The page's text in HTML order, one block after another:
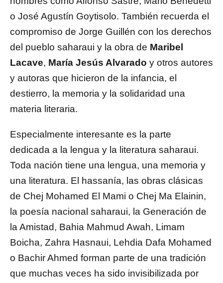
o José Agustín Goytisolo. También recuerda el
compromiso de Jorge Guillén con los derechos
del pueblo saharaui y la obra de Maribel
Lacave, María Jesús Alvarado y otros autores
y autoras que hicieron de la infancia, el
destierro, la memoria y la solidaridad una
materia literaria.
Especialmente interesante es la parte
dedicada a la lengua y la literatura saharaui.
Toda nación tiene una lengua, una memoria y
una literatura. El hassanía, las obras clásicas
de Chej Mohamed El Mami o Chej Ma Elainin,
la poesía nacional saharaui, la Generación de
la Amistad, Bahia Mahmud Awah, Limam
Boicha, Zahra Hasnaui, Lehdia Dafa Mohamed
o Bachir Ahmed forman parte de una tradición
que muchas veces ha sido invisibilizada por